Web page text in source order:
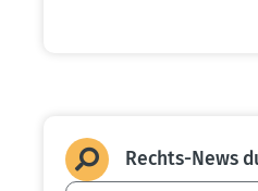
Rechts-News